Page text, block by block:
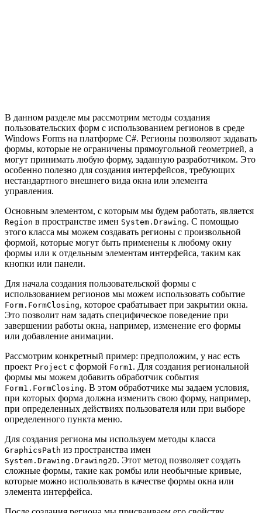
В данном разделе мы рассмотрим методы создания
пользовательских форм с использованием регионов в среде
Windows Forms на платформе C#. Регионы позволяют задавать
формы, которые не ограничены прямоугольной геометрией, а
могут принимать любую форму, заданную разработчиком. Это
особенно полезно для создания интерфейсов, требующих
нестандартного внешнего вида окна или элемента
управления.
Основным элементом, с которым мы будем работать, является
Region в пространстве имен System.Drawing. С помощью
этого класса мы можем создавать регионы с произвольной
формой, которые могут быть применены к любому окну
формы или к отдельным элементам интерфейса, таким как
кнопки или панели.
Для начала создания пользовательской формы с
использованием регионов мы можем использовать событие
Form.FormClosing, которое срабатывает при закрытии окна.
Это позволит нам задать специфическое поведение при
завершении работы окна, например, изменение его формы
или добавление анимации.
Рассмотрим конкретный пример: предположим, у нас есть
проект Project с формой Form1. Для создания региональной
формы мы можем добавить обработчик события
Form1.FormClosing. В этом обработчике мы задаем условия,
при которых форма должна изменить свою форму, например,
при определенных действиях пользователя или при выборе
определенного пункта меню.
Для создания региона мы используем методы класса
GraphicsPath из пространства имен
System.Drawing.Drawing2D. Этот метод позволяет создать
сложные формы, такие как ромбы или необычные кривые,
которые можно использовать в качестве формы окна или
элемента интерфейса.